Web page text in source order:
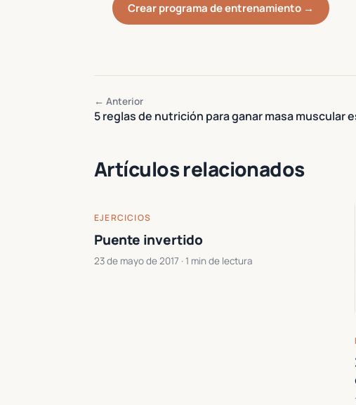
Crear programa de entrenamiento →
← Anterior
5 reglas de nutrición para ganar masa muscular
Artículos relacionados
EJERCICIOS
Puente invertido
23 de mayo de 2017 · 1 min de lectura